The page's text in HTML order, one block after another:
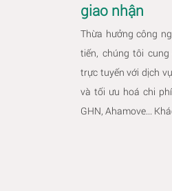
giao nhận
Thừa hưởng công
tiến, chúng tôi
trực tuyến với dịch
và tối ưu hoá chi
GHN, Ahamove...